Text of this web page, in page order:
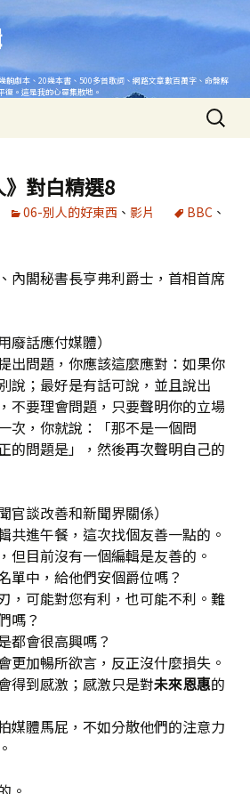
齣劇本、20幾本書、500多首歌詞、網路文章數百萬字、命盤解
。這是我的心靈集散地。
搜
尋
對白精選8
06-別人的好東西 、 影片 BBC 、
內閣秘書長亨弗利爵士，首相首席
廢話應付媒體）
出問題，你應該這麼應對：如果你
說；最好是有話可說，並且說出
不要理會問題，只要聲明你的立場
次，你就說：「那不是一個問
的問題是」，然後再次聲明自己的
官談改善和新聞界關係）
共進午餐，這次找個友善一點的。
但目前沒有一個編輯是友善的。
單中，給他們安個爵位嗎？
，可能對您有利，也可能不利。難
嗎？
都會很高興嗎？
更加暢所欲言，反正沒什麼損失。
得到感激；感激只是對未來恩惠的
媒體馬屁，不如分散他們的注意力